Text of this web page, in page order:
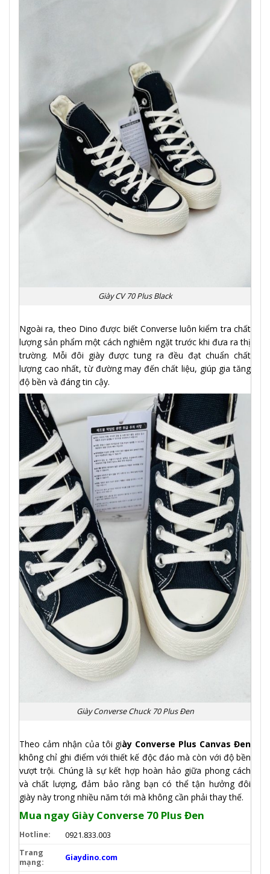
Giày CV 70 Plus Black
Ngoài ra, theo Dino được biết Converse luôn kiểm tra chất
lượng sản phẩm một cách nghiêm ngặt trước khi đưa ra thị
trường. Mỗi đôi giày được tung ra đều đạt chuẩn chất
lượng cao nhất, từ đường may đến chất liệu, giúp gia tăng
độ bền và đáng tin cậy.
Giày Converse Chuck 70 Plus Đen
Theo cảm nhận của tôi giày Converse Plus Canvas Đen
không chỉ ghi điểm với thiết kế độc đáo mà còn với độ bền
vượt trội. Chúng là sự kết hợp hoàn hảo giữa phong cách
và chất lượng, đảm bảo rằng bạn có thể tận hưởng đôi
giày này trong nhiều năm tới mà không cần phải thay thế.
Mua ngay Giày Converse 70 Plus Đen
Hotline:
0921.833.003
Trang
mạng:
Giaydino.com